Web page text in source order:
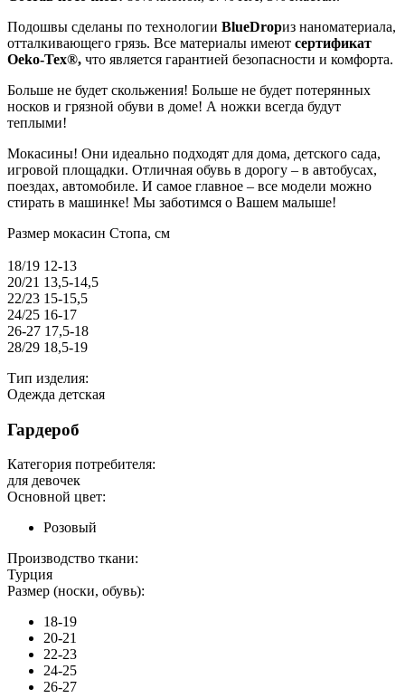
Подошвы сделаны по технологии BlueDropиз наноматериала,
отталкивающего грязь. Все материалы имеют сертификат
Oeko-Tex®, что является гарантией безопасности и комфорта.
Больше не будет скольжения! Больше не будет потерянных
носков и грязной обуви в доме! А ножки всегда будут
теплыми!
Мокасины! Они идеально подходят для дома, детского сада,
игровой площадки. Отличная обувь в дорогу – в автобусах,
поездах, автомобиле. И самое главное – все модели можно
стирать в машинке! Мы заботимся о Вашем малыше!
Размер мокасин Стопа, см
18/19 12-13
20/21 13,5-14,5
22/23 15-15,5
24/25 16-17
26-27 17,5-18
28/29 18,5-19
Тип изделия:
Одежда детская
Гардероб
Категория потребителя:
для девочек
Основной цвет:
Розовый
Производство ткани:
Турция
Размер (носки, обувь):
18-19
20-21
22-23
24-25
26-27